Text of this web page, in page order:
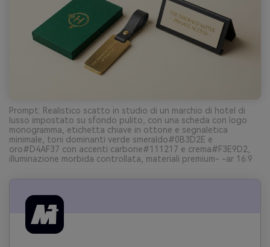
Prompt: Realistico scatto in studio di un marchio di hotel di
lusso impostato su sfondo pulito, con una scheda con logo
monogramma, etichetta chiave in ottone e segnaletica
minimale, toni dominanti verde smeraldo#0B3D2E e
oro#D4AF37 con accenti carbone#111217 e crema#F3E9D2,
illuminazione morbida controllata, materiali premium- -ar 16:9